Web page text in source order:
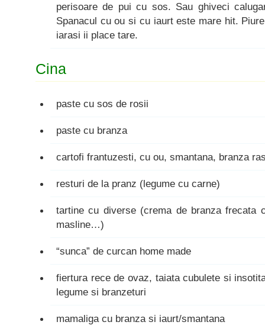
perisoare de pui cu sos. Sau ghiveci
Spanacul cu ou si cu iaurt este mare hit.
iarasi ii place tare.
Cina
paste cu sos de rosii
paste cu branza
cartofi frantuzesti, cu ou, smantana, branza
resturi de la pranz (legume cu carne)
tartine cu diverse (crema de branza frecata
masline…)
“sunca” de curcan home made
fiertura rece de ovaz, taiata cubulete si
legume si branzeturi
mamaliga cu branza si iaurt/smantana